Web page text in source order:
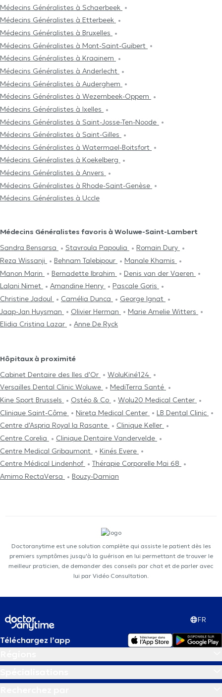
Médecins Généralistes à Schaerbeek
Médecins Généralistes à Etterbeek
Médecins Généralistes à Bruxelles
Médecins Généralistes à Mont-Saint-Guibert
Médecins Généralistes à Kraainem
Médecins Généralistes à Anderlecht
Médecins Généralistes à Auderghem
Médecins Généralistes à Wezembeek-Oppem
Médecins Généralistes à Ixelles
Médecins Généralistes à Saint-Josse-Ten-Noode
Médecins Généralistes à Saint-Gilles
Médecins Généralistes à Watermael-Boitsfort
Médecins Généralistes à Koekelberg
Médecins Généralistes à Anvers
Médecins Généralistes à Rhode-Saint-Genèse
Médecins Généralistes à Uccle
Médecins Généralistes favoris à Woluwe-Saint-Lambert
Sandra Bensarsa
Stavroula Papoulia
Romain Dury
Reza Wissanji
Behnam Talebipour
Manale Khamis
Manon Marin
Bernadette Ibrahim
Denis van der Vaeren
Lalani Nimet
Amandine Henry
Pascale Goris
Christine Jadoul
Camélia Dunca
George Ignat
Jaap-Jan Huysman
Olivier Herman
Marie Amelie Witters
Elidia Cristina Lazar
Anne De Ryck
Hôpitaux à proximité
Cabinet Dentaire des Iles d'Or
WoluKiné124
Versailles Dental Clinic Woluwe
MediTerra Santé
Kine Sport Brussels
Ostéo & Co
Wolu20 Medical Center
Clinique Saint-Côme
Nireta Medical Center
LB Dental Clinic
Centre d'Aspria Royal la Rasante
Clinique Keller
Centre Corelia
Clinique Dentaire Vandervelde
Centre Medical Gribaumont
Kinés Evere
Centre Médical Lindenhof
Thérapie Corporelle Mai 68
Amimo RectaVersa
Bouzy-Damian
Doctoranytime est une solution complète qui assiste le patient dès les
premiers symptômes jusqu'à la guérison en lui permettant de trouver le
meilleur praticien, de demander des conseils par chat et de parler avec
lui par Vidéo Consultation.
FR
Téléchargez l’app